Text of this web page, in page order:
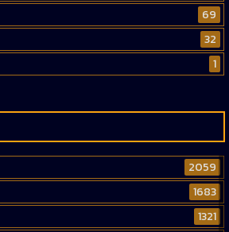
69
32
1
2059
1683
1321